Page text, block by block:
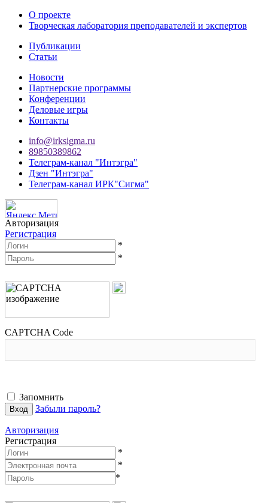
О проекте
Творческая лаборатория преподавателей и экспертов
Публикации
Статьи
Новости
Партнерские программы
Конференции
Деловые игры
Контакты
info@irksigma.ru
89850389862
Телеграм-канал "Интэгра"
Дзен "Интэгра"
Телеграм-канал ИРК"Сигма"
Авторизация
Регистрация
*
*
CAPTCHA Code
Запомнить
Забыли пароль?
Авторизация
Регистрация
*
*
*